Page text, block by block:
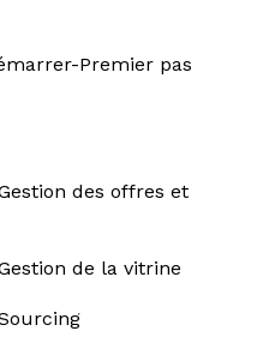
Premier pas
des offres et
de la vitrine